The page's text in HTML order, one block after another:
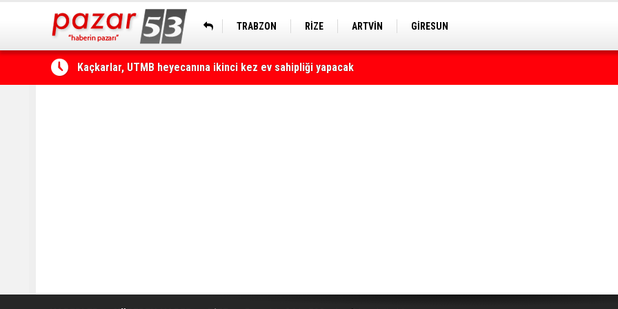
TRABZON RİZE ARTVİN GİRESUN
Çamlıhemşin'de otomobilin üzerine kaya düştü: 1 yaralı